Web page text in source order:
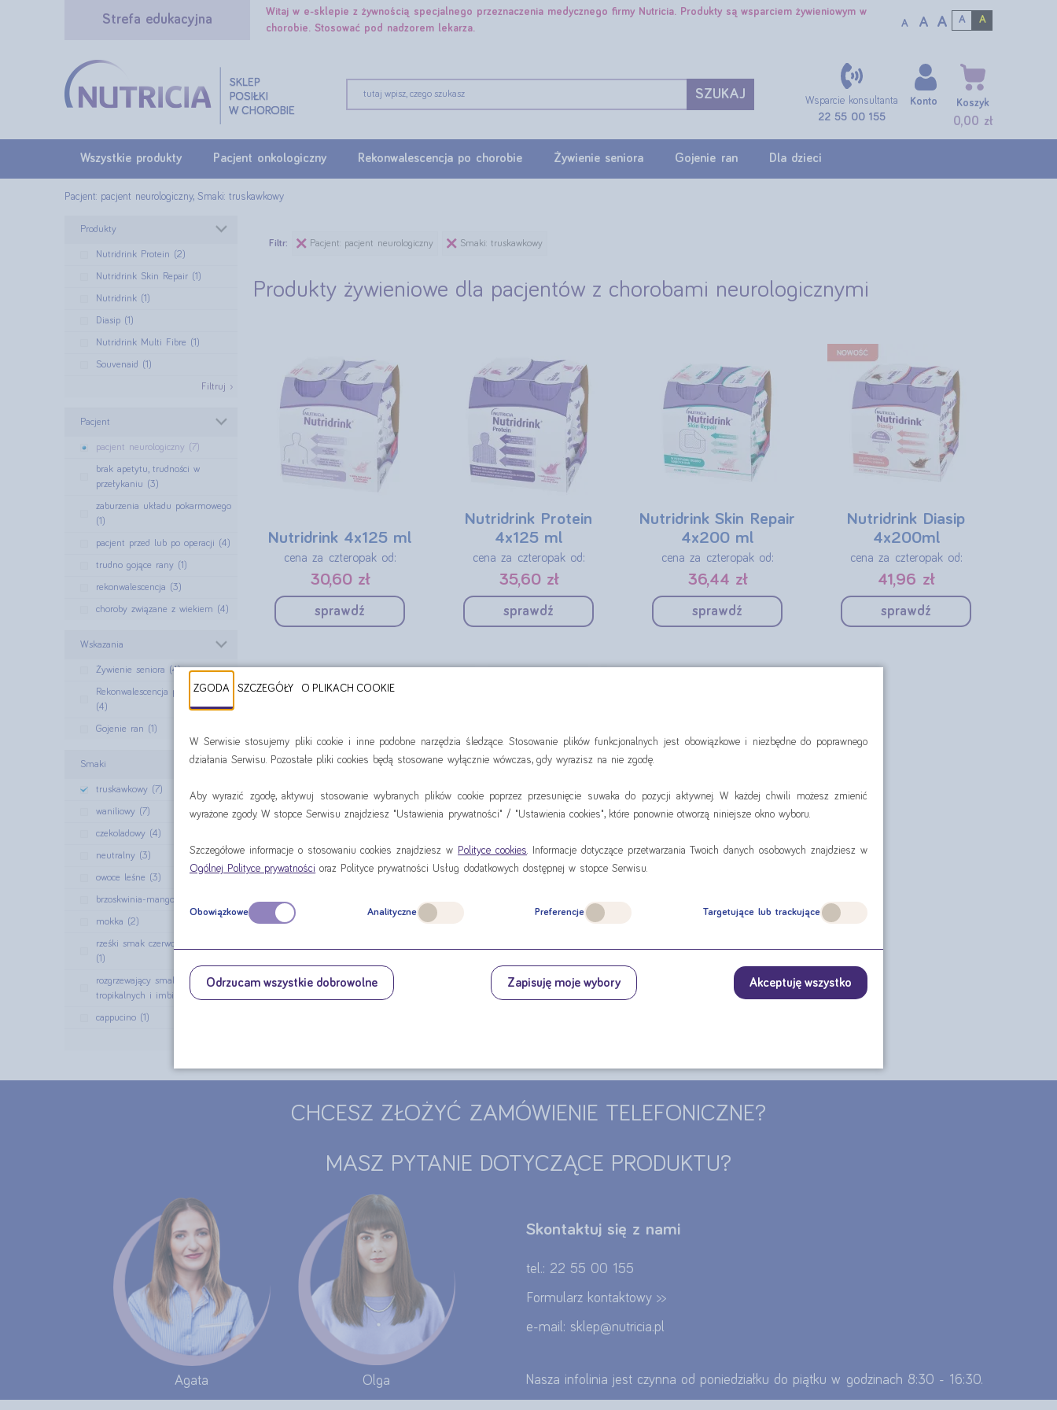
Strefa edukacyjna
Witaj w e-sklepie z żywnością specjalnego przeznaczenia medycznego firmy Nutricia. Produkty są wsparciem żywieniowym w
chorobie. Stosować pod nadzorem lekarza.
A A A A A
SZUKAJ
Wsparcie konsultanta
22 55 00 155
Konto Koszyk
0,00 zł
Wszystkie produkty Pacjent onkologiczny Rekonwalescencja po chorobie Żywienie seniora Gojenie ran Dla dzieci
Pacjent: pacjent neurologiczny, Smaki: truskawkowy
Produkty
Nutridrink Protein (2)
Nutridrink Skin Repair (1)
Nutridrink (1)
Diasip (1)
Nutridrink Multi Fibre (1)
Souvenaid (1)
Filtruj ›
Pacjent
pacjent neurologiczny (7)
brak apetytu, trudności w
przełykaniu (3)
zaburzenia układu pokarmowego
(1)
pacjent przed lub po operacji (4)
trudno gojące rany (1)
rekonwalescencja (3)
choroby związane z wiekiem (4)
Wskazania
Żywienie seniora (4)
Rekonwalescencja po chorobie
(4)
Gojenie ran (1)
Smaki
truskawkowy (7)
waniliowy (7)
czekoladowy (4)
neutralny (3)
owoce leśne (3)
brzoskwinia-mango (2)
mokka (2)
rześki smak czerwonych owoców
(1)
rozgrzewający smak owoców
tropikalnych i imbiru (1)
cappucino (1)
Filtr: Pacjent: pacjent neurologiczny Smaki: truskawkowy
Produkty żywieniowe dla pacjentów z chorobami neurologicznymi
Nutridrink 4x125 ml
cena za czteropak od:
30,60 zł
sprawdź
Nutridrink Protein
4x125 ml
cena za czteropak od:
35,60 zł
sprawdź
Nutridrink Skin Repair
4x200 ml
cena za czteropak od:
36,44 zł
sprawdź
Nutridrink Diasip
4x200ml
cena za czteropak od:
41,96 zł
sprawdź
4x125 ml
cena za czteropak od:
Souvenaid 4x125 ml
cena za czteropak od:
CHCESZ ZŁOŻYĆ ZAMÓWIENIE TELEFONICZNE?
MASZ PYTANIE DOTYCZĄCE PRODUKTU?
Agata Olga
Skontaktuj się z nami
tel.: 22 55 00 155
Formularz kontaktowy >>
e-mail: sklep@nutricia.pl
Nasza infolinia jest czynna od poniedziałku do piątku w godzinach 8:30 - 16:30.
ZGODA SZCZEGÓŁY O PLIKACH COOKIE
W Serwisie stosujemy pliki cookie i inne podobne narzędzia śledzące. Stosowanie plików funkcjonalnych jest obowiązkowe i niezbędne do poprawnego
działania Serwisu. Pozostałe pliki cookies będą stosowane wyłącznie wówczas, gdy wyrazisz na nie zgodę.
Aby wyrazić zgodę, aktywuj stosowanie wybranych plików cookie poprzez przesunięcie suwaka do pozycji aktywnej. W każdej chwili możesz zmienić
wyrażone zgody. W stopce Serwisu znajdziesz "Ustawienia prywatności" / "Ustawienia cookies", które ponownie otworzą niniejsze okno wyboru.
Szczegółowe informacje o stosowaniu cookies znajdziesz w Polityce cookies . Informacje dotyczące przetwarzania Twoich danych osobowych znajdziesz w
Ogólnej Polityce prywatności oraz Polityce prywatności Usług dodatkowych dostępnej w stopce Serwisu.
Obowiązkowe Analityczne Preferencje Targetujące lub trackujące
Odrzucam wszystkie dobrowolne Zapisuję moje wybory Akceptuję wszystko